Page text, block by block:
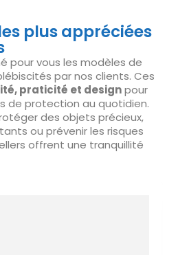
plus appréciées
pour vous les modèles de
par nos clients. Ces
praticité et designpour
de protection au quotidien.
des objets précieux,
ou prévenir les risques
offrent une tranquillité